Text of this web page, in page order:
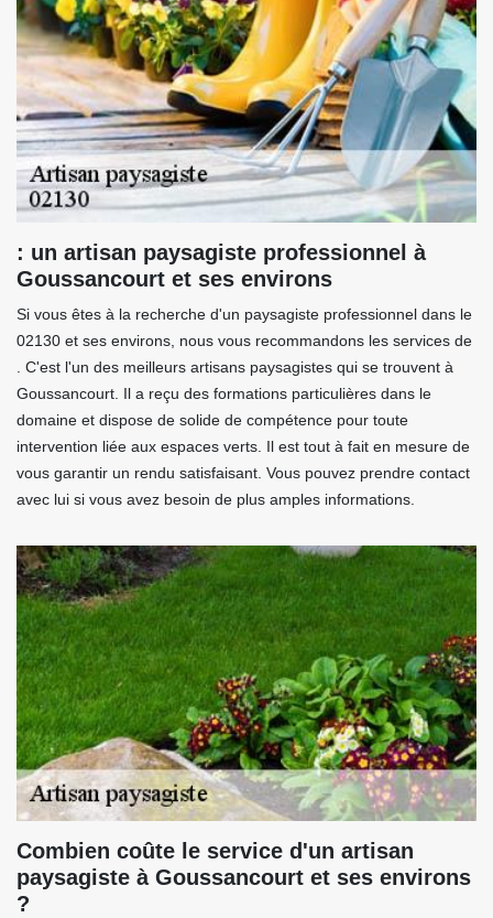
: un artisan paysagiste professionnel à
Goussancourt et ses environs
Si vous êtes à la recherche d'un paysagiste professionnel dans le
02130 et ses environs, nous vous recommandons les services de
. C'est l'un des meilleurs artisans paysagistes qui se trouvent à
Goussancourt. Il a reçu des formations particulières dans le
domaine et dispose de solide de compétence pour toute
intervention liée aux espaces verts. Il est tout à fait en mesure de
vous garantir un rendu satisfaisant. Vous pouvez prendre contact
avec lui si vous avez besoin de plus amples informations.
Combien coûte le service d'un artisan
paysagiste à Goussancourt et ses environs
?